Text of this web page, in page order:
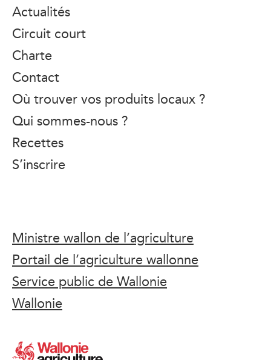
Actualités
Circuit court
Charte
Contact
Où trouver vos produits locaux ?
Qui sommes-nous ?
Recettes
S’inscrire
Ministre wallon de l’agriculture
Portail de l’agriculture wallonne
Service public de Wallonie
Wallonie